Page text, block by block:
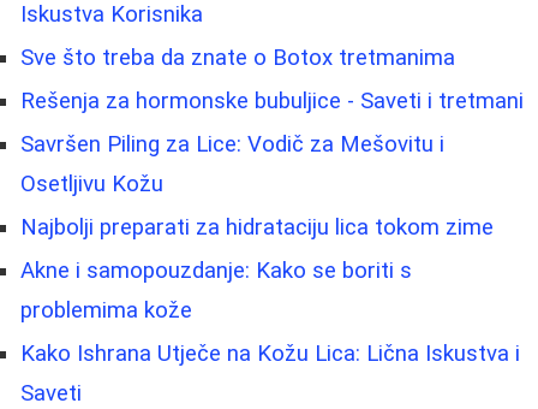
Iskustva Korisnika
Sve što treba da znate o Botox tretmanima
Rešenja za hormonske bubuljice - Saveti i tretmani
Savršen Piling za Lice: Vodič za Mešovitu i
Osetljivu Kožu
Najbolji preparati za hidrataciju lica tokom zime
Akne i samopouzdanje: Kako se boriti s
problemima kože
Kako Ishrana Utječe na Kožu Lica: Lična Iskustva i
Saveti